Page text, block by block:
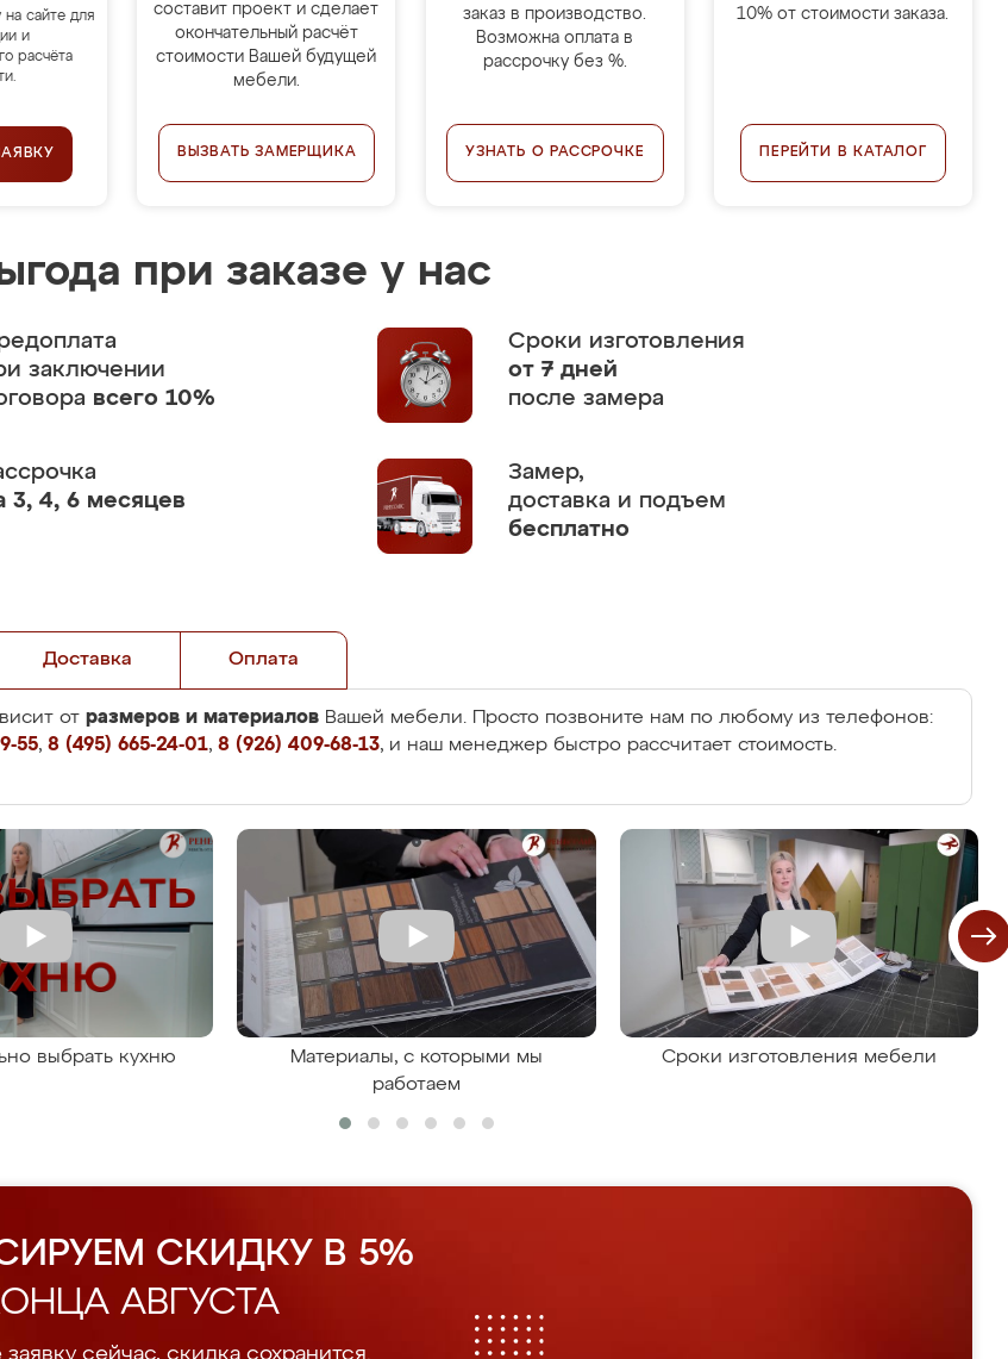
на сайте для
и
расчёта
составит проект и сделает
окончательный расчёт
стоимости Вашей будущей
мебели.
ВЫЗВАТЬ ЗАМЕРЩИКА
заказ в производство.
Возможна оплата в
рассрочку без %.
УЗНАТЬ О РАССРОЧКЕ
10% от стоимости заказа.
ПЕРЕЙТИ В КАТАЛОГ
при заказе у нас
заключении
всего 10%
Сроки изготовления
от 7 дней
после замера
3, 4, 6 месяцев
Замер,
доставка и подъем
бесплатно
Доставка Оплата
от размеров и материалов Вашей мебели. Просто позвоните нам по любому из телефонов:
55, 8 (495) 665-24-01, 8 (926) 409-68-13, и наш менеджер быстро рассчитает стоимость.
выбрать кухню
Материалы, с которыми мы
работаем
Сроки изготовления мебели
СКИДКУ В 5%
АВГУСТА
заявку сейчас, скидка сохранится.